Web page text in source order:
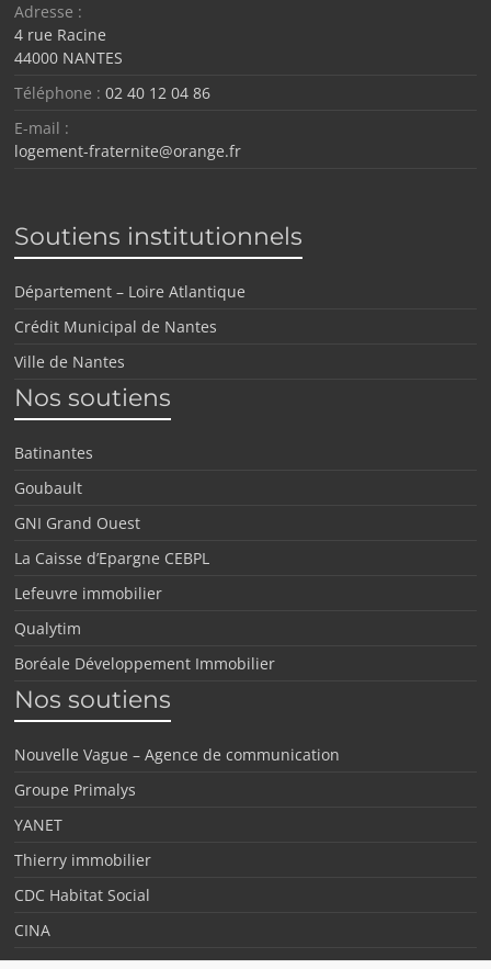
Adresse :
4 rue Racine
44000 NANTES
Téléphone :02 40 12 04 86
E-mail :
logement-fraternite@orange.fr
Soutiens institutionnels
Département – Loire Atlantique
Crédit Municipal de Nantes
Ville de Nantes
Nos soutiens
Batinantes
Goubault
GNI Grand Ouest
La Caisse d’Epargne CEBPL
Lefeuvre immobilier
Qualytim
Boréale Développement Immobilier
Nos soutiens
Nouvelle Vague – Agence de communication
Groupe Primalys
YANET
Thierry immobilier
CDC Habitat Social
CINA